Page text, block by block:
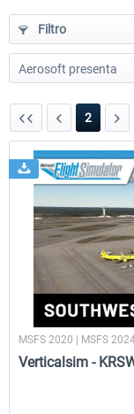
FSDG - Greenland
9,14 € *
Filtro
2
MSFS 2020 | MSFS
Verticalsim -